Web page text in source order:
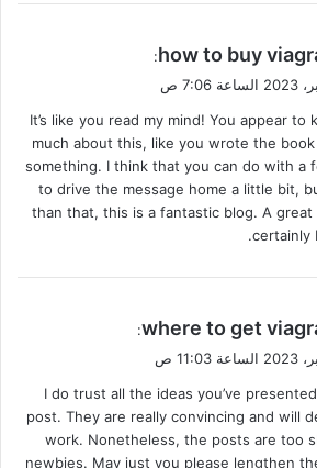
how to buy
:
It’s like you read my mind! You appear to
much about this, like you wrote the
something. I think that you can do with a
to drive the message home a little bit,
than that, this is a fantastic blog. A great
certainly
where to get
:
I do trust all the ideas you’ve
post. They are really convincing and will
work. Nonetheless, the posts are too
newbies. May just you please lengthen